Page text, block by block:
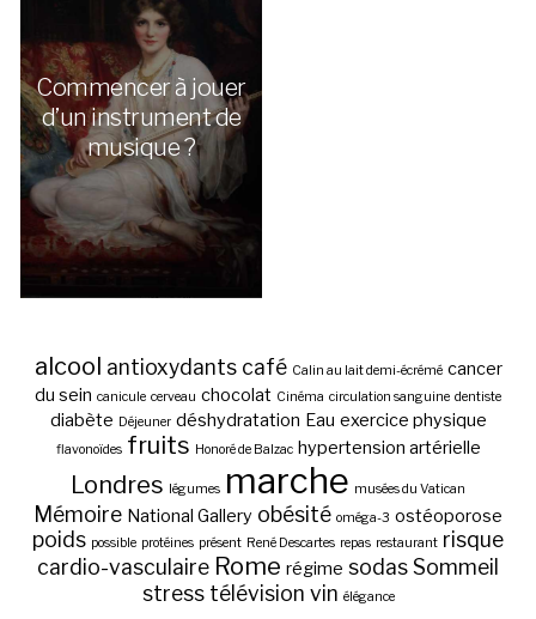
Commencer à jouer
d’un instrument de
musique ?
alcool antioxydants café Calin au lait demi-écrémé cancer
du sein canicule cerveau chocolat Cinéma circulation sanguine dentiste
diabète Déjeuner déshydratation Eau exercice physique
flavonoïdes fruits Honoré de Balzac hypertension artérielle
Londres légumes marche musées du Vatican
Mémoire National Gallery obésité oméga-3 ostéoporose
poids possible protéines présent René Descartes repas restaurant risque
cardio-vasculaire Rome régime sodasSommeil
stress télévision vin élégance